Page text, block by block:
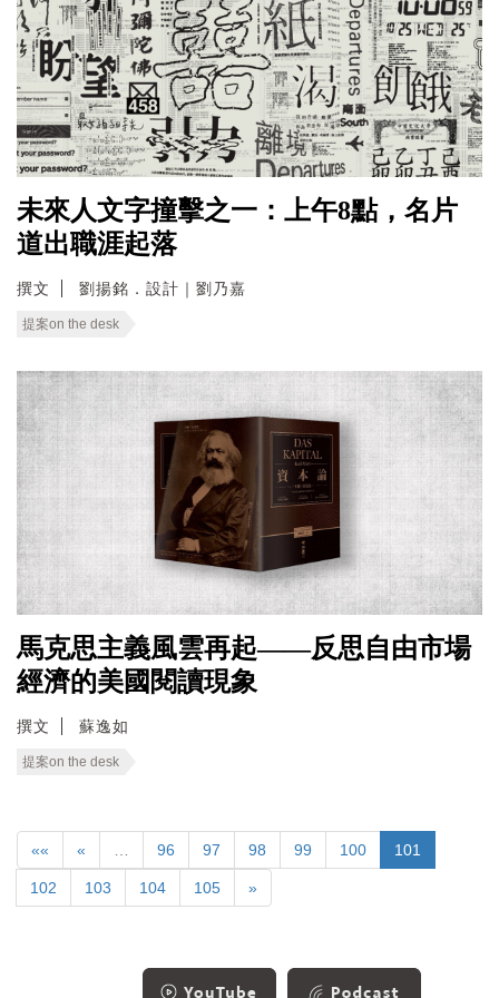
未來人文字撞擊之一：上午8點，名片
道出職涯起落
撰文 劉揚銘．設計｜劉乃嘉
提案on the desk
馬克思主義風雲再起——反思自由市場
經濟的美國閱讀現象
撰文 蘇逸如
提案on the desk
«« « 96 97 98 99 100 101
102 103 104 105 »